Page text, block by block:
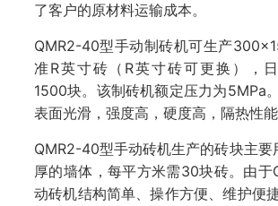
了客户的原材料运输成本。
QMR2-40型手动制砖机可生产
准R英寸砖（R英寸砖可更换），
1500块。该制砖机额定压力为5MPa
表面光滑，强度高，硬度高，隔热性能
QMR2-40型手动砖机生产的砖块主要
厚的墙体，每平方米需30块砖。由
动砖机结构简单、操作方便、维护便